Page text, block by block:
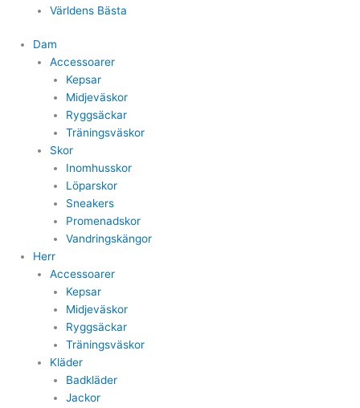
Världens Bästa
Dam
Accessoarer
Kepsar
Midjeväskor
Ryggsäckar
Träningsväskor
Skor
Inomhusskor
Löparskor
Sneakers
Promenadskor
Vandringskängor
Herr
Accessoarer
Kepsar
Midjeväskor
Ryggsäckar
Träningsväskor
Kläder
Badkläder
Jackor